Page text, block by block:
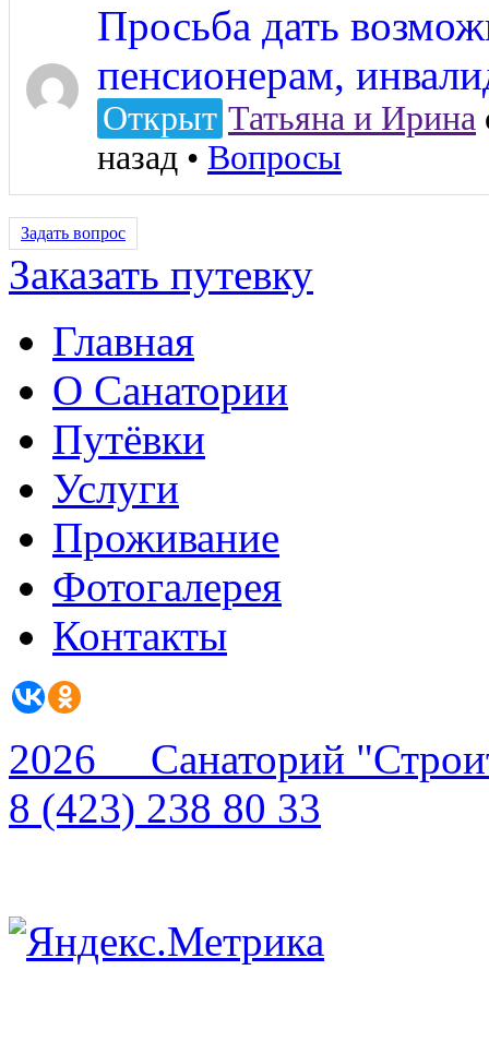
Просьба дать
пенсионерам,
Открыт Татьяна и Ирина
назад • Вопросы
Задать вопрос
Заказать путевку
Главная
О Санатории
Путёвки
Услуги
Проживание
Фотогалерея
Контакты
2026 Санаторий
8 (423) 238 80 33